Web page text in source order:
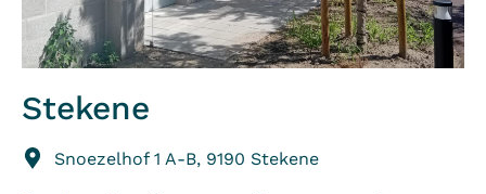
Stekene
Snoezelhof 1 A-B, 9190 Stekene